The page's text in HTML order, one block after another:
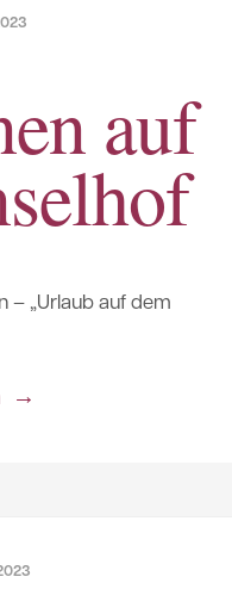
auf
– „Urlaub auf dem
→